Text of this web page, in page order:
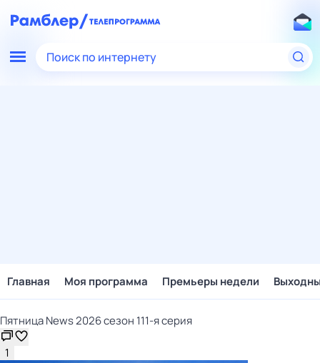
Поиск по интернету
Главная Моя программа Премьеры недели
Пятница News 2026 сезон 111-я серия
1